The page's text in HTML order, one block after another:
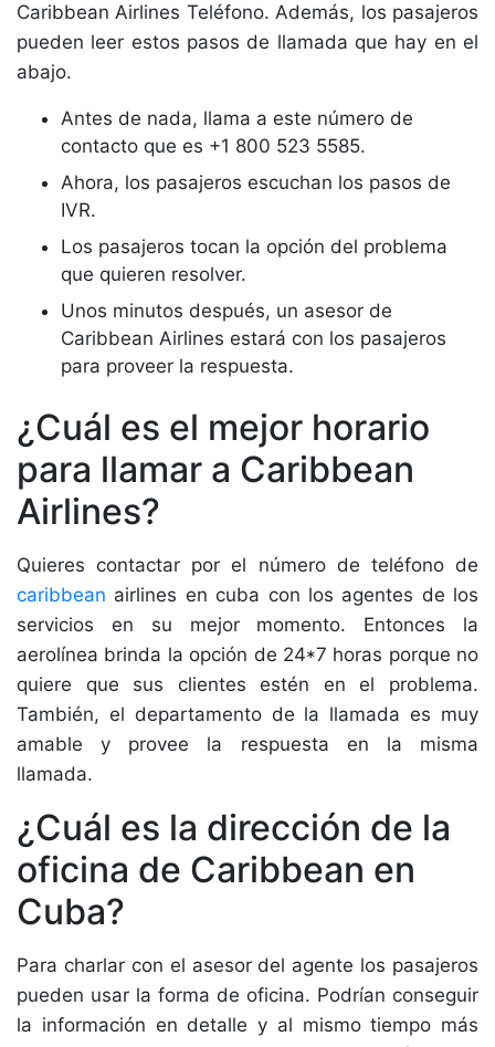
Caribbean Airlines Teléfono. Además, los pasajeros
pueden leer estos pasos de llamada que hay en el
abajo.
Antes de nada, llama a este número de
contacto que es +1 800 523 5585.
Ahora, los pasajeros escuchan los pasos de
IVR.
Los pasajeros tocan la opción del problema
que quieren resolver.
Unos minutos después, un asesor de
Caribbean Airlines estará con los pasajeros
para proveer la respuesta.
¿Cuál es el mejor horario
para llamar a Caribbean
Airlines?
Quieres contactar por el número de teléfono de
caribbean airlines en cuba con los agentes de los
servicios en su mejor momento. Entonces la
aerolínea brinda la opción de 24*7 horas porque no
quiere que sus clientes estén en el problema.
También, el departamento de la llamada es muy
amable y provee la respuesta en la misma
llamada.
¿Cuál es la dirección de la
oficina de Caribbean en
Cuba?
Para charlar con el asesor del agente los pasajeros
pueden usar la forma de oficina. Podrían conseguir
la información en detalle y al mismo tiempo más